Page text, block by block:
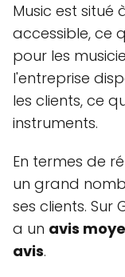
Music est situé
accessible, ce
pour les
l'entreprise
les clients, ce
instruments.
En termes de
un grand
ses clients. Sur
a un avis
avis.